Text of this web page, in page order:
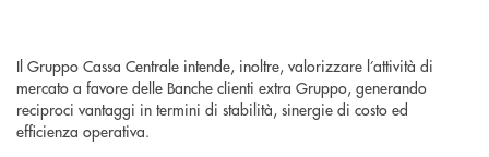
Il Gruppo Cassa Centrale intende, inoltre, valorizzare l’attività di
mercato a favore delle Banche clienti extra Gruppo, generando
reciproci vantaggi in termini di stabilità, sinergie di costo ed
efficienza operativa.